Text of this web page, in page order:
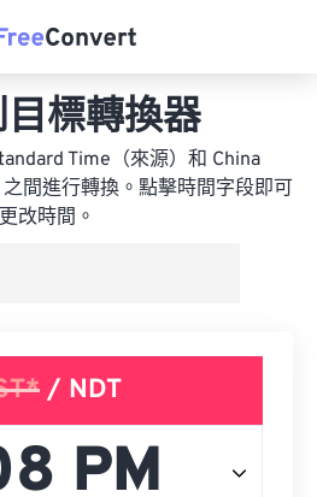
標轉換器
Time（來源）和 China
間進行轉換。點擊時間字段即可
更改時間。
/ NDT